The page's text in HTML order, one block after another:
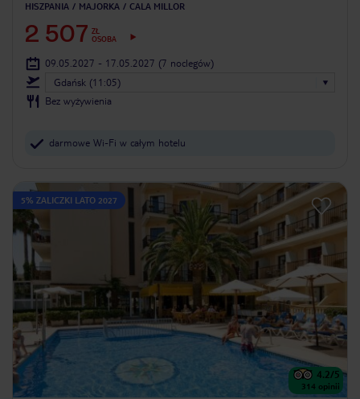
HISZPANIA MAJORKA CALA MILLOR
2 507 ZŁ
OSOBA
09.05.2027 - 17.05.2027 (7 noclegów)
Gdańsk (11:05)
Bez wyżywienia
darmowe Wi-Fi w całym hotelu
5% ZALICZKI LATO 2027
4.2/5
314 opinii